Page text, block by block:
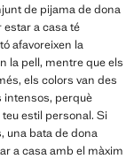
de pijama de dona
estar a casa té
afavoreixen la
la pell, mentre que els
els colors van des
intensos, perquè
estil personal. Si
una bata de dona
a casa amb el màxim